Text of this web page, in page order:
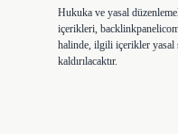
Hukuka ve yasal
içerikleri,
halinde, ilgili içerikler yasal
kaldırılacaktır.